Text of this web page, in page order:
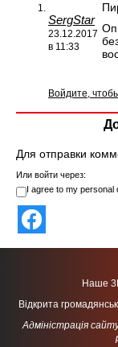
SergStar
23.12.2017
в 11:33
Войдите,
Для отправки
Или войти через:
I agree to my
Наше
Відкрита
Адміністрація